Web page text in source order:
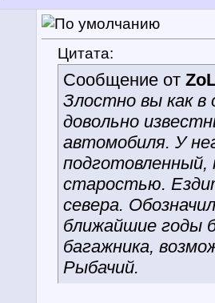
Цитата:
Сообщение от
Злостно вы как
довольно
автомобиля. У
старостью.
севера.
ближайшие годы
багажника,
Рыбачий.